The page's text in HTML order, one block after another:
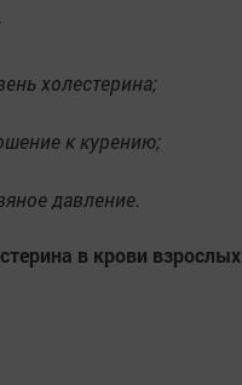
холестерина;
к курению;
давление.
в крови взрослых